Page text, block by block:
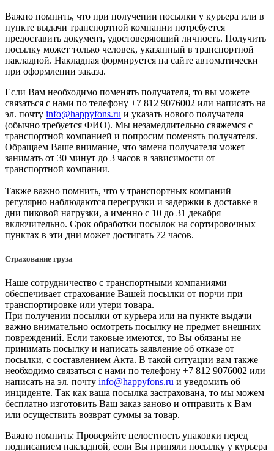
Важно помнить, что при получении посылки у курьера или в
пункте выдачи транспортной компании потребуется
предоставить документ, удостоверяющий личность. Получить
посылку может только человек, указанный в транспортной
накладной. Накладная формируется на сайте автоматически
при оформлении заказа.
Если Вам необходимо поменять получателя, то вы можете
связаться с нами по телефону +7 812 9076002 или написать на
эл. почту info@happyfons.ru и указать нового получателя
(обычно требуется ФИО). Мы незамедлительно свяжемся с
транспортной компанией и попросим поменять получателя.
Обращаем Ваше внимание, что замена получателя может
занимать от 30 минут до 3 часов в зависимости от
транспортной компании.
Также важно помнить, что у транспортных компаний
регулярно наблюдаются перегрузки и задержки в доставке в
дни пиковой нагрузки, а именно с 10 до 31 декабря
включительно. Срок обработки посылок на сортировочных
пунктах в эти дни может достигать 72 часов.
Страхование груза
Наше сотрудничество с транспортными компаниями
обеспечивает страхование Вашей посылки от порчи при
транспортировке или утери товара.
При получении посылки от курьера или на пункте выдачи
важно внимательно осмотреть посылку не предмет внешних
повреждений. Если таковые имеются, то Вы обязаны не
принимать посылку и написать заявление об отказе от
посылки, с составлением Акта. В такой ситуации вам также
необходимо связаться с нами по телефону +7 812 9076002 или
написать на эл. почту info@happyfons.ru и уведомить об
инциденте. Так как ваша посылка застрахована, то мы можем
бесплатно изготовить Ваш заказ заново и отправить к Вам
или осуществить возврат суммы за товар.
Важно помнить: Проверяйте целостность упаковки перед
подписанием накладной, если Вы приняли посылку у курьера